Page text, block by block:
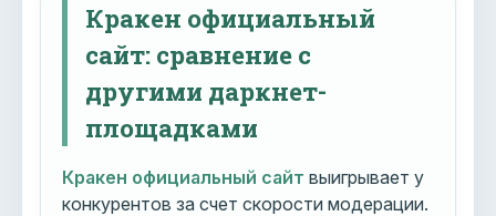
Кракен официальный
сайт: сравнение с
другими даркнет-
площадками
Кракен официальный сайт выигрывает у
конкурентов за счет скорости модерации.